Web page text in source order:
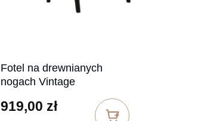
Fotel na drewnianych
nogach Vintage
919,00 zł